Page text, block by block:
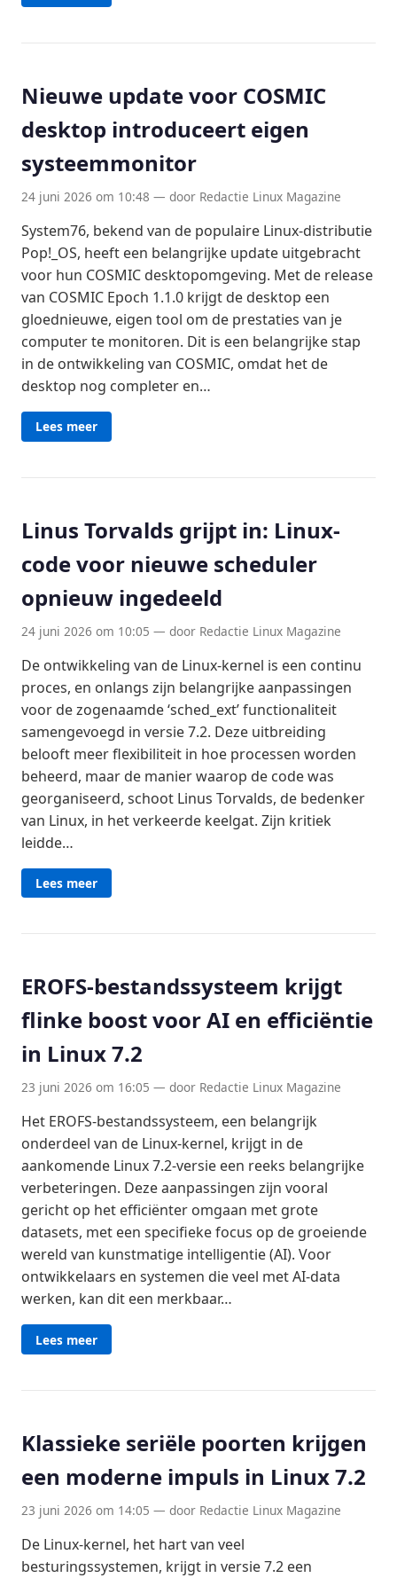
Nieuwe update voor COSMIC
desktop introduceert eigen
systeemmonitor
24 juni 2026 om 10:48 — door Redactie Linux Magazine
System76, bekend van de populaire Linux-distributie
Pop!_OS, heeft een belangrijke update uitgebracht
voor hun COSMIC desktopomgeving. Met de release
van COSMIC Epoch 1.1.0 krijgt de desktop een
gloednieuwe, eigen tool om de prestaties van je
computer te monitoren. Dit is een belangrijke stap
in de ontwikkeling van COSMIC, omdat het de
desktop nog completer en…
Lees meer
Linus Torvalds grijpt in: Linux-
code voor nieuwe scheduler
opnieuw ingedeeld
24 juni 2026 om 10:05 — door Redactie Linux Magazine
De ontwikkeling van de Linux-kernel is een continu
proces, en onlangs zijn belangrijke aanpassingen
voor de zogenaamde ‘sched_ext’ functionaliteit
samengevoegd in versie 7.2. Deze uitbreiding
belooft meer flexibiliteit in hoe processen worden
beheerd, maar de manier waarop de code was
georganiseerd, schoot Linus Torvalds, de bedenker
van Linux, in het verkeerde keelgat. Zijn kritiek
leidde…
Lees meer
EROFS-bestandssysteem krijgt
flinke boost voor AI en efficiëntie
in Linux 7.2
23 juni 2026 om 16:05 — door Redactie Linux Magazine
Het EROFS-bestandssysteem, een belangrijk
onderdeel van de Linux-kernel, krijgt in de
aankomende Linux 7.2-versie een reeks belangrijke
verbeteringen. Deze aanpassingen zijn vooral
gericht op het efficiënter omgaan met grote
datasets, met een specifieke focus op de groeiende
wereld van kunstmatige intelligentie (AI). Voor
ontwikkelaars en systemen die veel met AI-data
werken, kan dit een merkbaar…
Lees meer
Klassieke seriële poorten krijgen
een moderne impuls in Linux 7.2
23 juni 2026 om 14:05 — door Redactie Linux Magazine
De Linux-kernel, het hart van veel
besturingssystemen, krijgt in versie 7.2 een